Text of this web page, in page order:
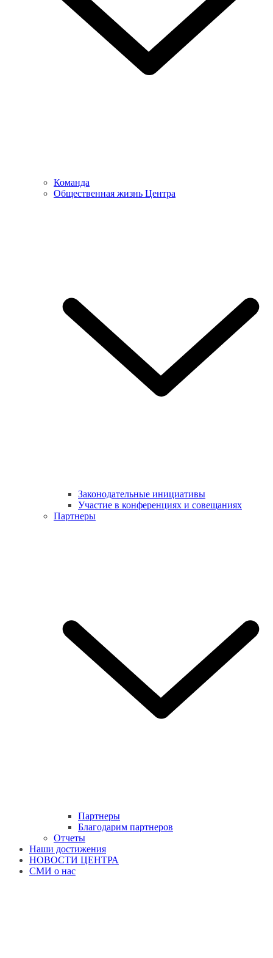
Команда
Общественная жизнь Центра
Законодательные инициативы
Участие в конференциях и совещаниях
Партнеры
Партнеры
Благодарим партнеров
Отчеты
Наши достижения
НОВОСТИ ЦЕНТРА
СМИ о нас